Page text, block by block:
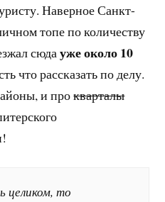
Наверное Санкт-
топе по количеству
сюдауже около 10
что рассказать по делу.
и прокварталы
целиком, то